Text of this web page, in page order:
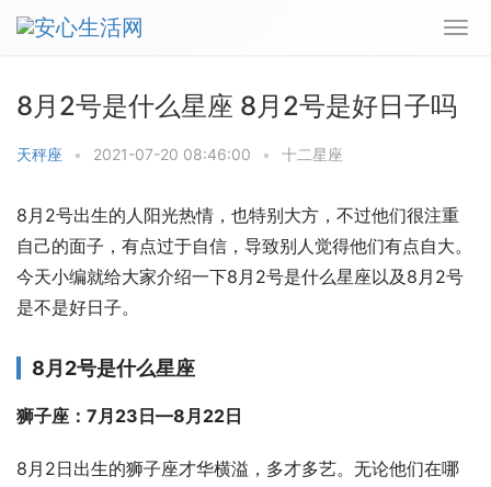
8月2号是什么星座 8月2号是好日子吗
天秤座 • 2021-07-20 08:46:00 • 十二星座
8月2号出生的人阳光热情，也特别大方，不过他们很注重
自己的面子，有点过于自信，导致别人觉得他们有点自大。
今天小编就给大家介绍一下8月2号是什么星座以及8月2号
是不是好日子。
8月2号是什么星座
狮子座：7月23日—8月22日
8月2日出生的狮子座才华横溢，多才多艺。无论他们在哪